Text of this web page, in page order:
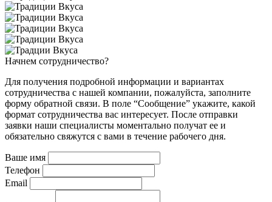
Начнем сотрудничество?
Для получения подробной информации и вариантах
сотрудничества с нашей компании, пожалуйста, заполните
форму обратной связи. В поле “Сообщение” укажите, какой
формат сотрудничества вас интересует. После отправки
заявки наши специалисты моментально получат ее и
обязательно свяжутся с вами в течение рабочего дня.
Ваше имя
Телефон
Email